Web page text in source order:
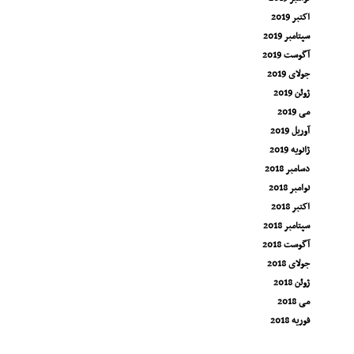
اکتبر 2019
سپتامبر 2019
آگوست 2019
جولای 2019
ژوئن 2019
می 2019
آوریل 2019
ژانویه 2019
دسامبر 2018
نوامبر 2018
اکتبر 2018
سپتامبر 2018
آگوست 2018
جولای 2018
ژوئن 2018
می 2018
فوریه 2018